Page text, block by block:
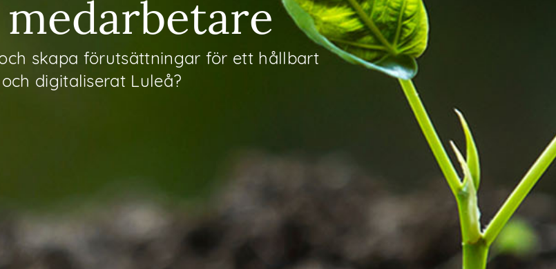
medarbetare
skapa förutsättningar för ett hållbart
och digitaliserat Luleå?